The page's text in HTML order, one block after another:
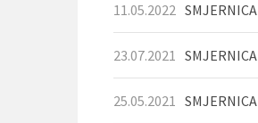
11.05.2022
23.07.2021
25.05.2021